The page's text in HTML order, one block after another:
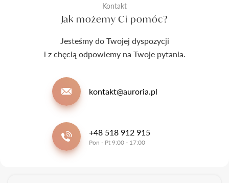
Kontakt
Jak możemy Ci pomóc?
Jesteśmy do Twojej dyspozycji
i z chęcią odpowiemy na Twoje pytania.
kontakt@auroria.pl
+48 518 912 915
Pon - Pt 9:00 - 17:00